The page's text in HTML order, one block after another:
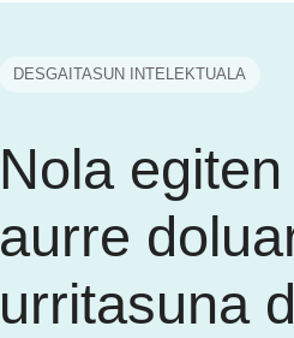
DESGAITASUN INTELEKTUALA
Nola
aurre
urritasuna